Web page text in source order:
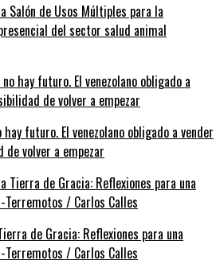
Salón de Usos Múltiples para la
del sector salud animal
futuro. El venezolano obligado a vender
volver a empezar
de Gracia: Reflexiones para una
Terremotos / Carlos Calles